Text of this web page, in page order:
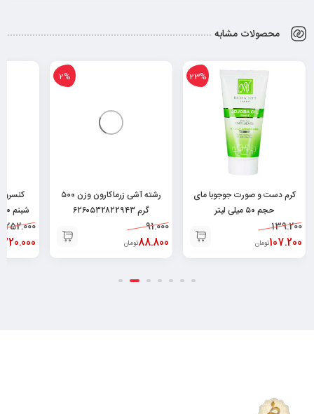
محصولات مشابه
23%
کرم دست و صورت جوجوبا مای
حجم ۵۰ میلی لیتر
۶۲۶۰۴۸۲۵۲۰۰۲۹139.200
107.200تومان
2%
رشته آشی زرماکارون وزن ۵۰۰
گرم ۶۲۶۰۵۳۲۸۲۲۹۴۳
91.000
88.800تومان
کنسرو
شبنم ۱۸۰گرم ۶۲۶۲۶۶۳۲۰۰۹۲۸
252.000
220.000